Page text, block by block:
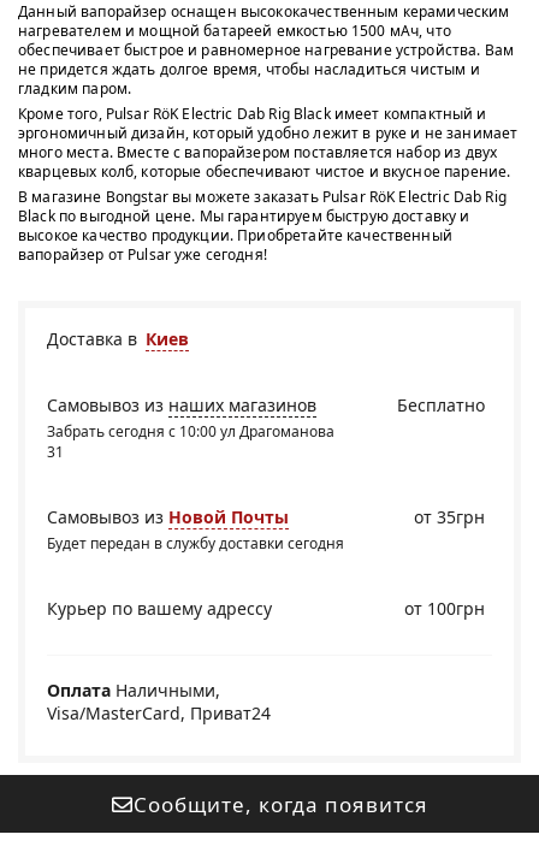
Данный вапорайзер оснащен высококачественным керамическим
нагревателем и мощной батареей емкостью 1500 мАч, что
обеспечивает быстрое и равномерное нагревание устройства. Вам
не придется ждать долгое время, чтобы насладиться чистым и
гладким паром.
Кроме того, Pulsar RöK Electric Dab Rig Black имеет компактный и
эргономичный дизайн, который удобно лежит в руке и не занимает
много места. Вместе с вапорайзером поставляется набор из двух
кварцевых колб, которые обеспечивают чистое и вкусное парение.
В магазине Bongstar вы можете заказать Pulsar RöK Electric Dab Rig
Black по выгодной цене. Мы гарантируем быструю доставку и
высокое качество продукции. Приобретайте качественный
вапорайзер от Pulsar уже сегодня!
Доставка в Киев
Бесплатно
Самовывоз из наших магазинов
Забрать сегодня с 10:00 ул Драгоманова
31
Самовывоз из Новой Почты
Будет передан в службу доставки сегодня
от 35грн
Курьер по вашему адрессу от 100грн
Оплата Наличными,
Visa/MasterCard, Приват24
Сообщите, когда появится